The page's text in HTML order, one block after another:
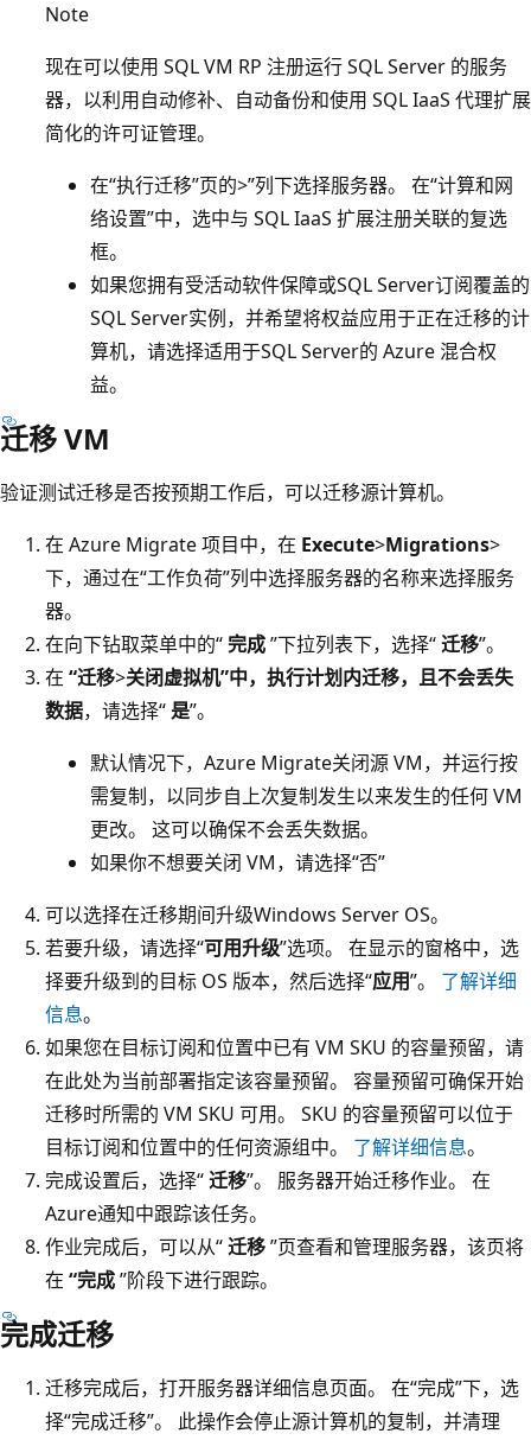
Note
现在可以使用 SQL VM RP 注册运行 SQL Server 的服务
器，以利用自动修补、自动备份和使用 SQL IaaS 代理扩展
简化的许可证管理。
在“执行迁移”页的>”列下选择服务器。 在“计算和网
络设置”中，选中与 SQL IaaS 扩展注册关联的复选
框。
如果您拥有受活动软件保障或SQL Server订阅覆盖的
SQL Server实例，并希望将权益应用于正在迁移的计
算机，请选择适用于SQL Server的 Azure 混合权
益。
迁移 VM
验证测试迁移是否按预期工作后，可以迁移源计算机。
在 Azure Migrate 项目中，在 Execute>Migrations>
下，通过在“工作负荷”列中选择服务器的名称来选择服务
器。
在向下钻取菜单中的“完成”下拉列表下，选择“迁移”。
在 “迁移>关闭虚拟机”中，执行计划内迁移，且不会丢失
数据，请选择“ 是”。
默认情况下，Azure Migrate关闭源 VM，并运行按
需复制，以同步自上次复制发生以来发生的任何 VM
更改。 这可以确保不会丢失数据。
如果你不想要关闭 VM，请选择“否”
可以选择在迁移期间升级Windows Server OS。
若要升级，请选择“可用升级”选项。 在显示的窗格中，选
择要升级到的目标 OS 版本，然后选择“应用”。 了解详细
信息。
如果您在目标订阅和位置中已有 VM SKU 的容量预留，请
在此处为当前部署指定该容量预留。 容量预留可确保开始
迁移时所需的 VM SKU 可用。 SKU 的容量预留可以位于
目标订阅和位置中的任何资源组中。 了解详细信息。
完成设置后，选择“迁移”。 服务器开始迁移作业。 在
Azure通知中跟踪该任务。
作业完成后，可以从“迁移”页查看和管理服务器，该页将
在 “完成”阶段下进行跟踪。
完成迁移
迁移完成后，打开服务器详细信息页面。 在“完成”下，选
择“完成迁移”。 此操作会停止源计算机的复制，并清理